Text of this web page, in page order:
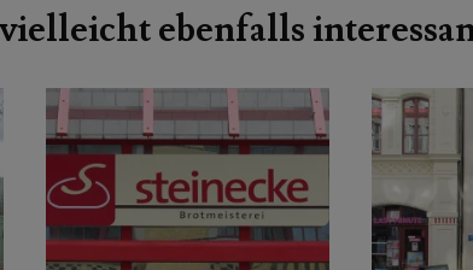
ebenfalls